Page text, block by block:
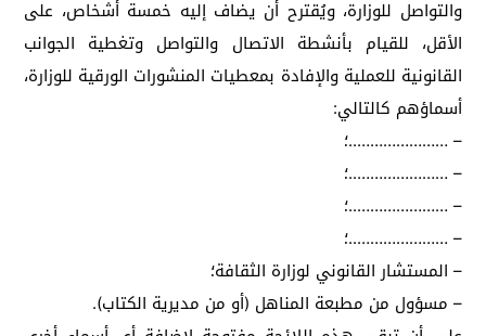
والتواصل للوزارة، ويُقترح أن يضاف إليه خمسة أشخاص، على
الأقل، للقيام بأنشطة الاتصال والتواصل وتغطية الجوانب
القانونية للعملية والإفادة بمعطيات المنشورات الورقية للوزارة،
أسماؤهم كالتالي:
– …………………..؛
– …………………..؛
– …………………..؛
– …………………..؛
– المستشار القانوني لوزارة الثقافة؛
– مسؤول من مطبعة المناهل (أو من مديرية الكتاب).